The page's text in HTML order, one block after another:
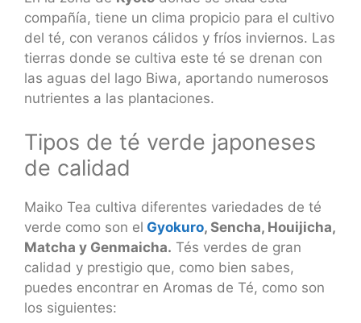
compañía, tiene un clima propicio para el cultivo
del té, con veranos cálidos y fríos inviernos. Las
tierras donde se cultiva este té se drenan con
las aguas del lago Biwa, aportando numerosos
nutrientes a las plantaciones.
Tipos de té verde japoneses
de calidad
Maiko Tea cultiva diferentes variedades de té
verde como son el Gyokuro, Sencha, Houijicha,
Matcha y Genmaicha. Tés verdes de gran
calidad y prestigio que, como bien sabes,
puedes encontrar en Aromas de Té, como son
los siguientes: